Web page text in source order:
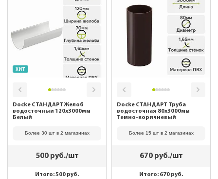
ХИТ
Docke СТАНДАРТ Желоб
водосточный 120х3000мм
Белый
Более 30 шт в 2 магазинах
500руб./шт
Итого:500 руб.
Docke СТАНДАРТ Труба
водосточная 80х3000мм
Темно-коричневый
Более 15 шт в 2 магазинах
670руб./шт
Итого: 670 руб.